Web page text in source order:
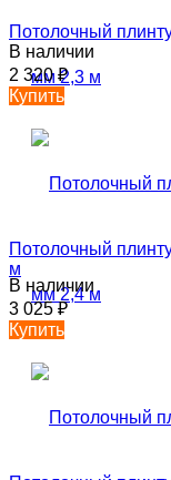
Потолочный
В наличии
2 320₽
Купить
Потолочный
м
В наличии
3 025₽
Купить